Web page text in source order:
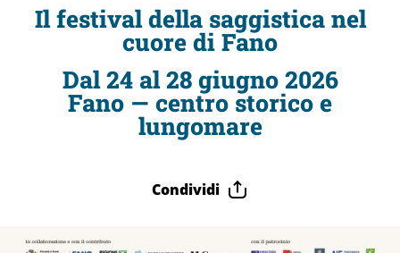
Card
Cose
Il festival della saggistica nel
cuore di Fano
Dal 24 al 28 giugno 2026
Fano — centro storico e
lungomare
Condividi